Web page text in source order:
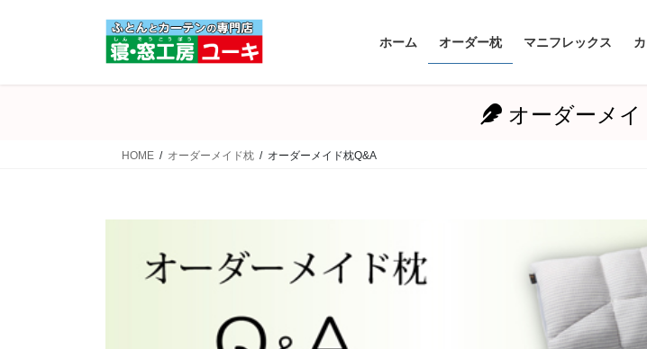
ホーム オーダー枕 マニフレックス
オーダーメイ
HOME オーダーメイド枕 オーダーメイド枕Q&A